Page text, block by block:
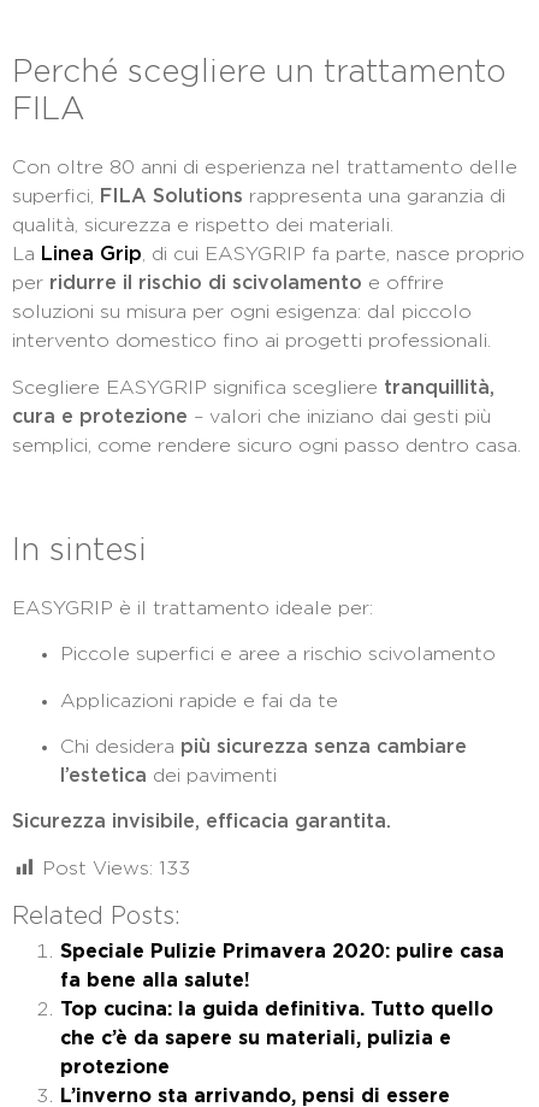
Perché scegliere un trattamento
FILA
Con oltre 80 anni di esperienza nel trattamento delle
superfici, FILA Solutions rappresenta una garanzia di
qualità, sicurezza e rispetto dei materiali.
La Linea Grip, di cui EASYGRIP fa parte, nasce proprio
per ridurre il rischio di scivolamento e offrire
soluzioni su misura per ogni esigenza: dal piccolo
intervento domestico fino ai progetti professionali.
Scegliere EASYGRIP significa scegliere tranquillità,
cura e protezione – valori che iniziano dai gesti più
semplici, come rendere sicuro ogni passo dentro casa.
In sintesi
EASYGRIP è il trattamento ideale per:
Piccole superfici e aree a rischio scivolamento
Applicazioni rapide e fai da te
Chi desidera più sicurezza senza cambiare
l’estetica dei pavimenti
Sicurezza invisibile, efficacia garantita.
Post Views: 133
Related Posts:
Speciale Pulizie Primavera 2020: pulire casa
fa bene alla salute!
Top cucina: la guida definitiva. Tutto quello
che c’è da sapere su materiali, pulizia e
protezione
L’inverno sta arrivando, pensi di essere